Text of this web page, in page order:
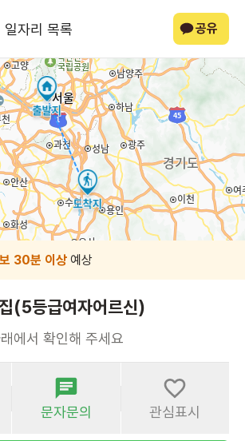
일자리 목록 공유
30분 이상 예상
(5등급여자어르신)
에서 확인해 주세요
문자문의 관심표시